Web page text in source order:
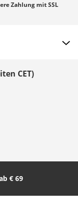
Zahlung mitSSL
Italien (Deutsch)
CET)
€ 69